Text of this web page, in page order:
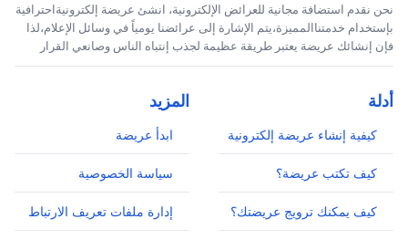
نحن نقدم استضافة مجانية للعرائض الإلكترونية، انشئ عريضة إلكترونيةاحترافية
بإستخدام خدمتناالمميزة،يتم الإشارة إلى عرائضنا يومياً في وسائل الإعلام،لذا
فإن إنشائك عريضة يعتبر طريقة عظيمة لجذب إنتباه الناس وصانعي القرار
أدلة
كيفية إنشاء عريضة إلكترونية
كيف تكتب عريضة؟
كيف يمكنك ترويج عريضتك؟
المزيد
ابدأ عريضة
سياسة الخصوصية
إدارة ملفات تعريف الارتباط